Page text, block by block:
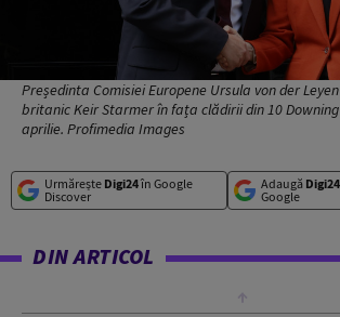
Președinta Comisiei Europene Ursula von der
britanic Keir Starmer în fața clădirii din 10
aprilie. Profimedia Images
Urmărește Digi24în Google
Discover
Adaugă Digi24
Google
DIN ARTICOL